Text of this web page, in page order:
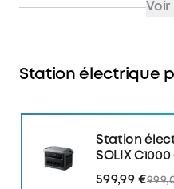
possède encore au
écoresponsable en
600 W (60 V max) et
Passage à l'ASI en 10 ms :
comme les machines
n'arrêtent jamais de
Voir
Station électrique
Station
SOLIX
599,99 €